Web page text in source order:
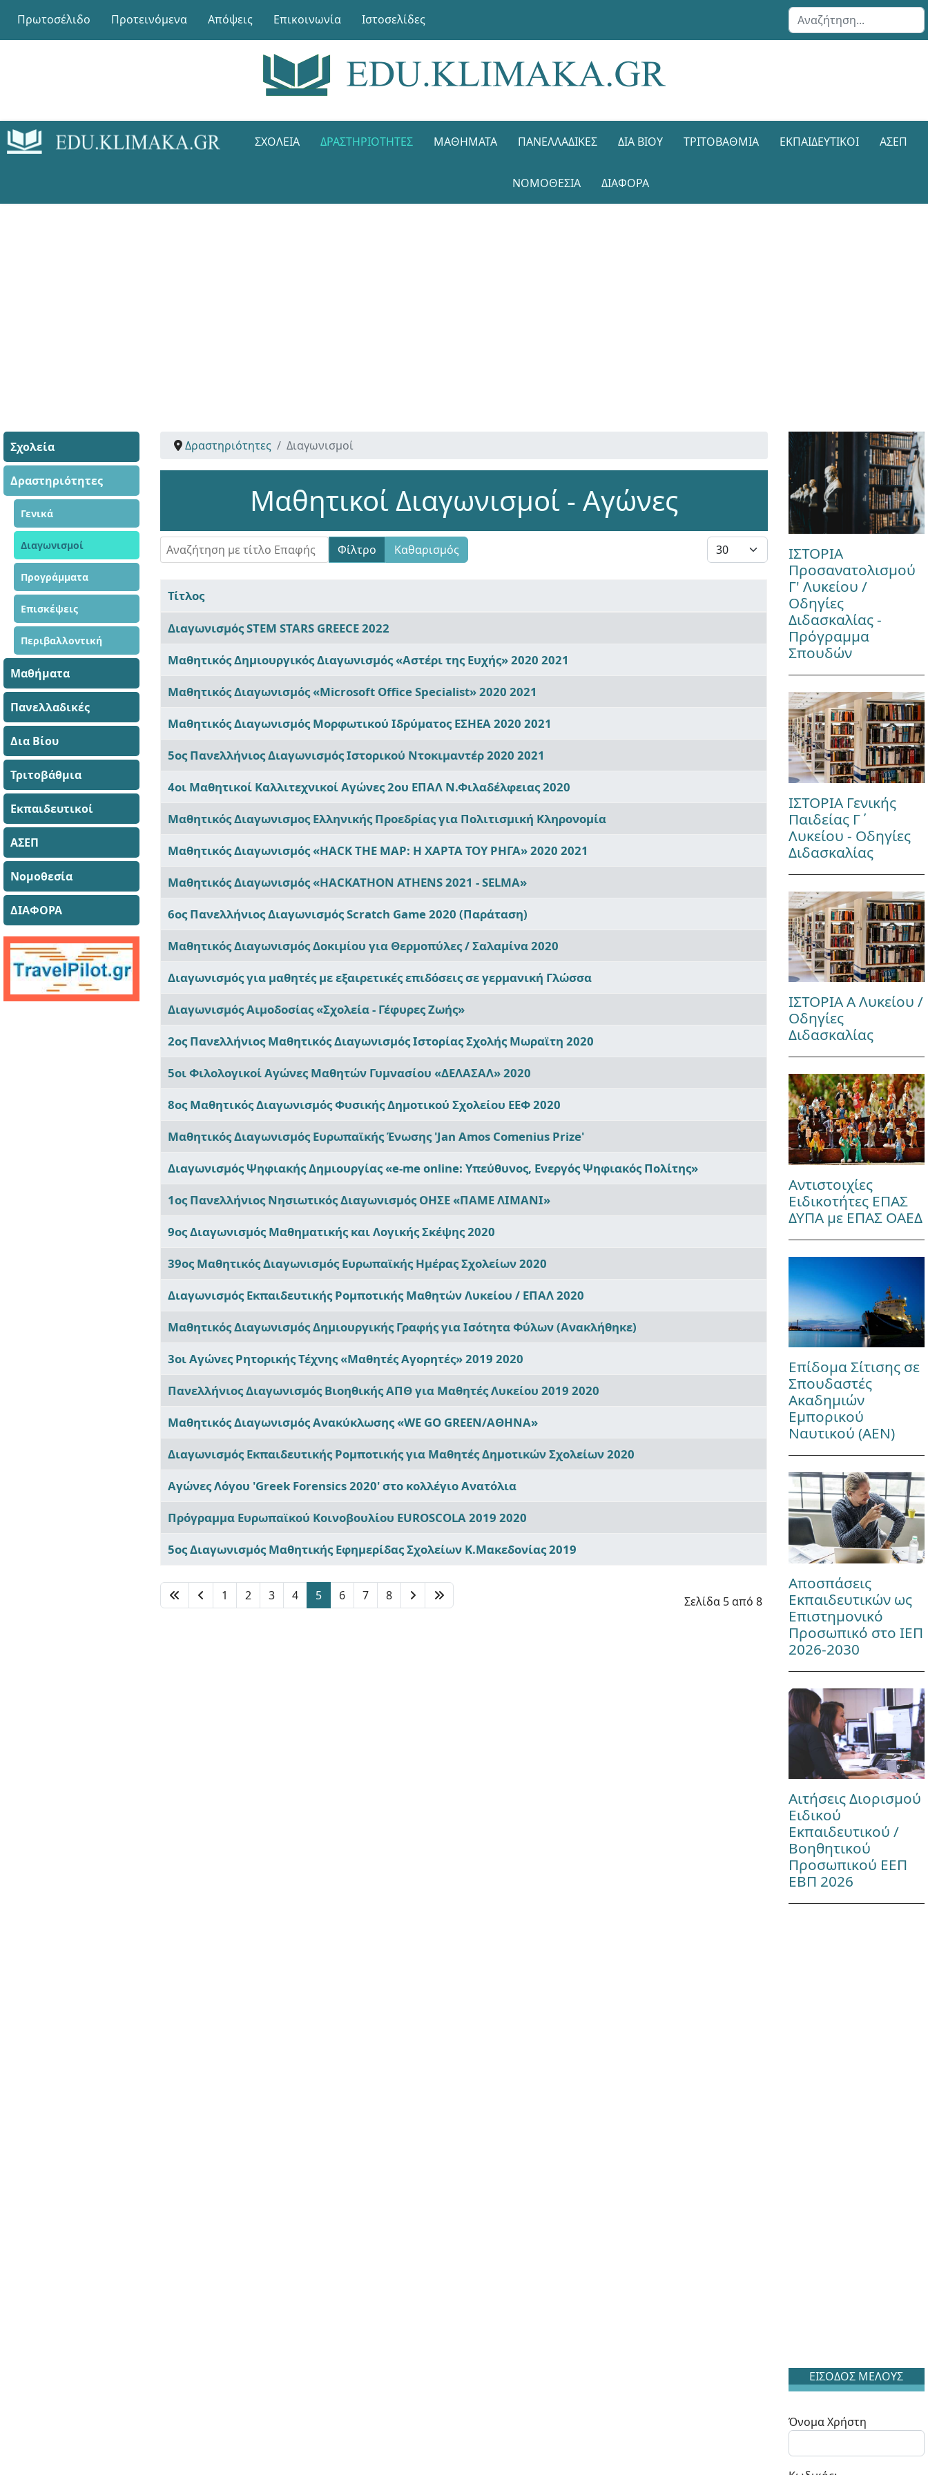
Πρωτοσέλιδο Προτεινόμενα Απόψεις Επικοινωνία Ιστοσελίδες Αναζήτηση...
ΣΧΟΛΕΊΑ ΔΡΑΣΤΗΡΙΌΤΗΤΕΣ ΜΑΘΉΜΑΤΑ ΠΑΝΕΛΛΑΔΙΚΈΣ ΔΙΑ ΒΊΟΥ ΤΡΙΤΟΒΆΘΜΙΑ ΕΚΠΑΙΔΕΥΤΙΚΟΊ ΑΣΕΠ
ΝΟΜΟΘΕΣΊΑ ΔΙΑΦΟΡΑ
Σχολεία
Δραστηριότητες
Γενικά
Διαγωνισμοί
Προγράμματα
Επισκέψεις
Περιβαλλοντική
Μαθήματα
Πανελλαδικές
Δια Βίου
Τριτοβάθμια
Εκπαιδευτικοί
ΑΣΕΠ
Νομοθεσία
ΔΙΑΦΟΡΑ
Δραστηριότητες Διαγωνισμοί
Μαθητικοί Διαγωνισμοί - Αγώνες
Αναζήτηση με τίτλο Επαφής Φίλτρο Καθαρισμός Εμφάνιση #
Τίτλος
Διαγωνισμός STEM STARS GREECE 2022
Μαθητικός Δημιουργικός Διαγωνισμός «Αστέρι της Ευχής» 2020 2021
Μαθητικός Διαγωνισμός «Microsoft Office Specialist» 2020 2021
Μαθητικός Διαγωνισμός Μορφωτικού Ιδρύματος ΕΣΗΕΑ 2020 2021
5ος Πανελλήνιος Διαγωνισμός Ιστορικού Ντοκιμαντέρ 2020 2021
4οι Μαθητικοί Καλλιτεχνικοί Αγώνες 2ου ΕΠΑΛ Ν.Φιλαδέλφειας 2020
Μαθητικός Διαγωνισμος Ελληνικής Προεδρίας για Πολιτισμική Κληρονομία
Μαθητικός Διαγωνισμός «HACK THE MAP: Η ΧΑΡΤΑ ΤΟΥ ΡΗΓΑ» 2020 2021
Μαθητικός Διαγωνισμός «HACKATHON ATHENS 2021 - SELMA»
6ος Πανελλήνιος Διαγωνισμός Scratch Game 2020 (Παράταση)
Μαθητικός Διαγωνισμός Δοκιμίου για Θερμοπύλες / Σαλαμίνα 2020
Διαγωνισμός για μαθητές με εξαιρετικές επιδόσεις σε γερμανική Γλώσσα
Διαγωνισμός Αιμοδοσίας «Σχολεία - Γέφυρες Ζωής»
2ος Πανελλήνιος Μαθητικός Διαγωνισμός Ιστορίας Σχολής Μωραϊτη 2020
5οι Φιλολογικοί Αγώνες Μαθητών Γυμνασίου «ΔΕΛΑΣΑΛ» 2020
8ος Μαθητικός Διαγωνισμός Φυσικής Δημοτικού Σχολείου ΕΕΦ 2020
Μαθητικός Διαγωνισμός Eυρωπαϊκής Ένωσης 'Jan Amos Comenius Prize'
Διαγωνισμός Ψηφιακής Δημιουργίας «e-me online: Υπεύθυνος, Ενεργός Ψηφιακός Πολίτης»
1ος Πανελλήνιος Νησιωτικός Διαγωνισμός ΟΗΣΕ «ΠΑΜΕ ΛΙΜΑΝΙ»
9ος Διαγωνισμός Μαθηματικής και Λογικής Σκέψης 2020
39ος Μαθητικός Διαγωνισμός Ευρωπαϊκής Ημέρας Σχολείων 2020
Διαγωνισμός Εκπαιδευτικής Ρομποτικής Μαθητών Λυκείου / ΕΠΑΛ 2020
Μαθητικός Διαγωνισμός Δημιουργικής Γραφής για Ισότητα Φύλων (Ανακλήθηκε)
3οι Αγώνες Ρητορικής Τέχνης «Μαθητές Αγορητές» 2019 2020
Πανελλήνιος Διαγωνισμός Βιοηθικής ΑΠΘ για Μαθητές Λυκείου 2019 2020
Μαθητικός Διαγωνισμός Ανακύκλωσης «WE GO GREEN/ΑΘΗΝΑ»
Διαγωνισμός Εκπαιδευτικής Ρομποτικής για Μαθητές Δημοτικών Σχολείων 2020
Αγώνες Λόγου 'Greek Forensics 2020' στο κολλέγιο Ανατόλια
Πρόγραμμα Ευρωπαϊκού Κοινοβουλίου EUROSCOLA 2019 2020
5ος Διαγωνισμός Μαθητικής Εφημερίδας Σχολείων Κ.Μακεδονίας 2019
Σελίδα 5 από 8
1 2 3 4 5 6 7 8
ΙΣΤΟΡΙΑ
Προσανατολισμού
Γ' Λυκείου /
Οδηγίες
Διδασκαλίας -
Πρόγραμμα
Σπουδών
ΙΣΤΟΡΙΑ Γενικής
Παιδείας Γ΄
Λυκείου - Οδηγίες
Διδασκαλίας
ΙΣΤΟΡΙΑ Α Λυκείου /
Οδηγίες
Διδασκαλίας
Αντιστοιχίες
Ειδικοτήτες ΕΠΑΣ
ΔΥΠΑ με ΕΠΑΣ ΟΑΕΔ
Επίδομα Σίτισης σε
Σπουδαστές
Ακαδημιών
Εμπορικού
Ναυτικού (ΑΕΝ)
Αποσπάσεις
Εκπαιδευτικών ως
Επιστημονικό
Προσωπικό στο ΙΕΠ
2026-2030
Αιτήσεις Διορισμού
Ειδικού
Εκπαιδευτικού /
Βοηθητικού
Προσωπικού ΕΕΠ
ΕΒΠ 2026
ΕΙΣΟΔΟΣ ΜΕΛΟΥΣ
Όνομα Χρήστη